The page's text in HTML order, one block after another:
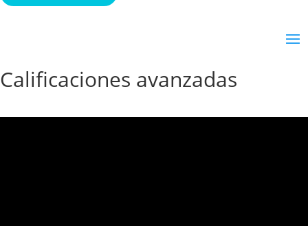
Calificaciones avanzadas